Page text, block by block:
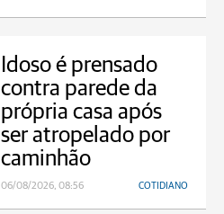
Idoso é prensado
contra parede da
própria casa após
ser atropelado por
caminhão
06/08/2026, 08:56 COTIDIANO